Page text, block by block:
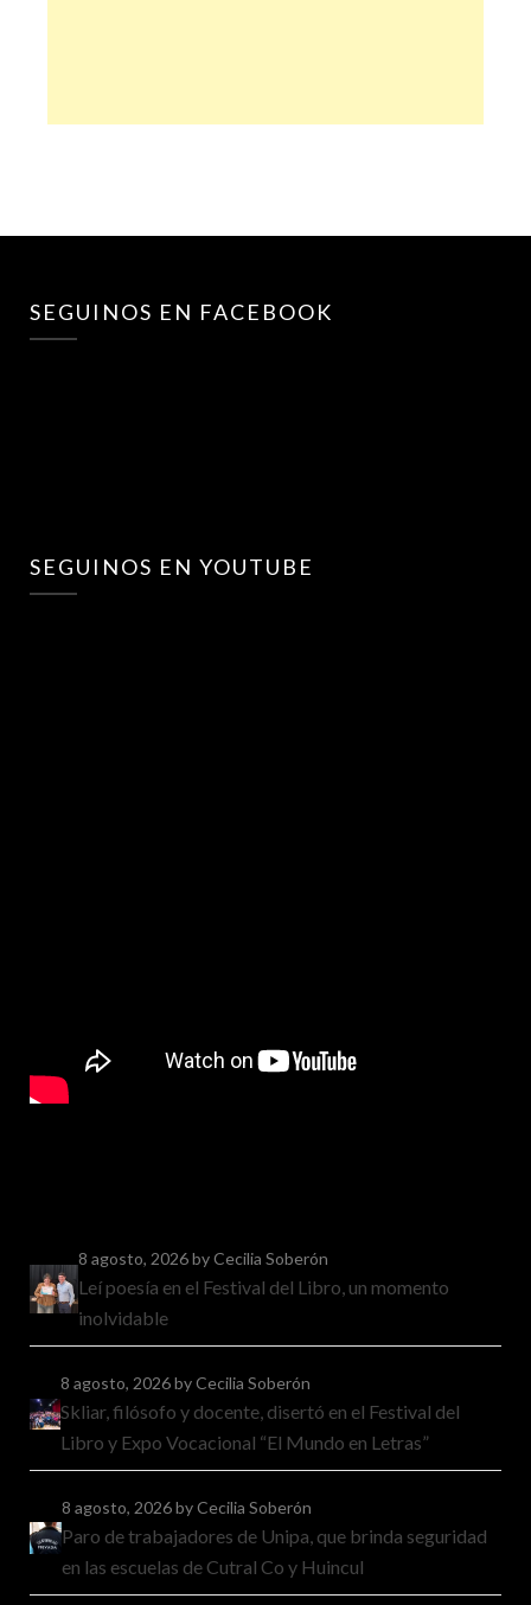
SEGUINOS EN FACEBOOK
SEGUINOS EN YOUTUBE
8 agosto, 2026by Cecilia Soberón
Leí poesía en el Festival del Libro, un momento
inolvidable
8 agosto, 2026by Cecilia Soberón
Skliar, filósofo y docente, disertó en el Festival del
Libro y Expo Vocacional “El Mundo en Letras”
8 agosto, 2026by Cecilia Soberón
Paro de trabajadores de Unipa, que brinda seguridad
en las escuelas de Cutral Co y Huincul